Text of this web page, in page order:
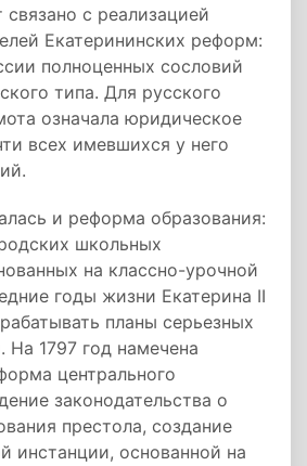
связано с реализацией
Екатерининских реформ:
полноценных сословий
типа. Для русского
означала юридическое
всех имевшихся у него
и реформа образования:
школьных
на классно-урочной
годы жизни Екатерина II
планы серьезных
На 1797 год намечена
центрального
законодательства о
престола, создание
инстанции, основанной на